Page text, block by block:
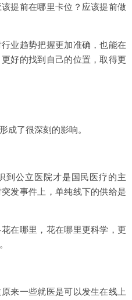
提前在哪里卡位？应该提前做
业趋势把握更加准确，也能在
好的找到自己的位置，取得更
成了很深刻的影响。
到公立医院才是国民医疗的主
发事件上，单纯线下的供给是
在哪里，花在哪里更科学，更
来一些就医是可以发生在线上